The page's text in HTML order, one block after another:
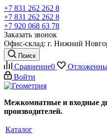
+7 831 262 262 8
+7 831 262 262 8
+7 920 068 63 78
Заказать звонок
Офис-склад: г. Нижний
Поиск
Сравнение0
Войти
Межкомнатные и входные
производителей.
Каталог